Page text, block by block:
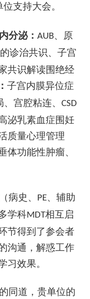
位支持大会。
分泌：AUB、原
诊治共识、子宫
共识解读围绝经
子宫内膜异位症
、宫腔粘连、 CSD
泌乳素血症围妊
质量心理管理
体功能性肿瘤、
病史、 PE、辅助
学科MDT相互启
节得到了参会者
沟通，解惑工作
习效果。
同道，贵单位的